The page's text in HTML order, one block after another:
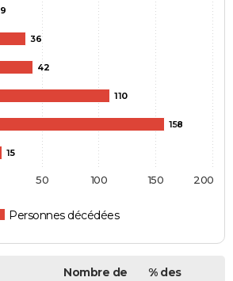
9
36
42
110
158
15
Personnes décédées
50 100 150 200
Nombre de
% des